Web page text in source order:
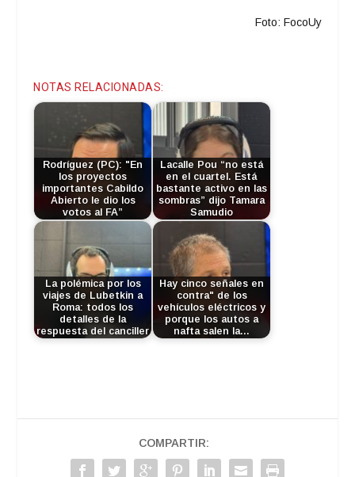
Foto: FocoUy
NOTAS RELACIONADAS:
Rodríguez (PC): "En
los proyectos
importantes Cabildo
Abierto le dio los
votos al FA”
Lacalle Pou “no está
en el cuartel. Está
bastante activo en las
sombras” dijo Tamara
Samudio
La polémica por los
viajes de Lubetkin a
Roma: todos los
detalles de la
respuesta del canciller
Hay cinco señales en
contra" de los
vehículos eléctricos y
porque los autos a
nafta salen la…
COMPARTIR: